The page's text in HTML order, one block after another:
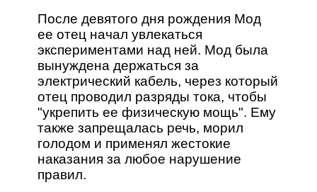
После девятого дня рождения Мод
ее отец начал увлекаться
экспериментами над ней. Мод была
вынуждена держаться за
электрический кабель, через который
отец проводил разряды тока, чтобы
"укрепить ее физическую мощь". Ему
также запрещалась речь, морил
голодом и применял жестокие
наказания за любое нарушение
правил.